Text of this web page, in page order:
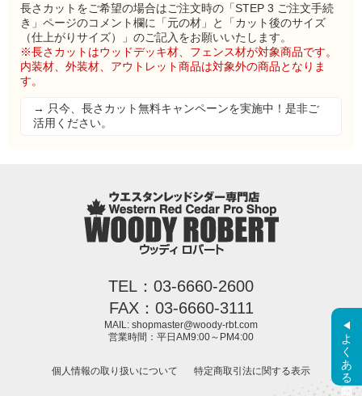
長さカットをご希望の場合はご注文時の「STEP 3 ご注文手続
き」ページのコメント欄に「元の材」と「カット後のサイズ
（仕上がりサイズ）」のご記入をお願いいたします。
※長さカットはウッドデッキ材、フェンス材が対象商品です。
内装材、外装材、アウトレット商品は対象外の商品となりま
す。
→ 只今、長さカット無料キャンペーンを実施中！是非ご
活用ください。
TEL：03-6660-2600
FAX：03-6660-3111
MAIL: shopmaster@woody-rbt.com
営業時間：平日AM9:00～PM4:00
個人情報の取り扱いについて 特定商取引法に関する表示 よくある質問